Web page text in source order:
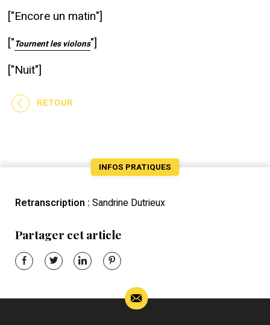
["Encore un matin"]
["Tournent les violons"]
["Nuit"]
RETOUR
INFOS PRATIQUES
Retranscription : Sandrine Dutrieux
Partager cet article